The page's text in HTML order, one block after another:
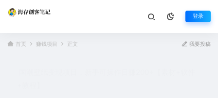
登录
首页 赚钱项目 正文 我要投稿